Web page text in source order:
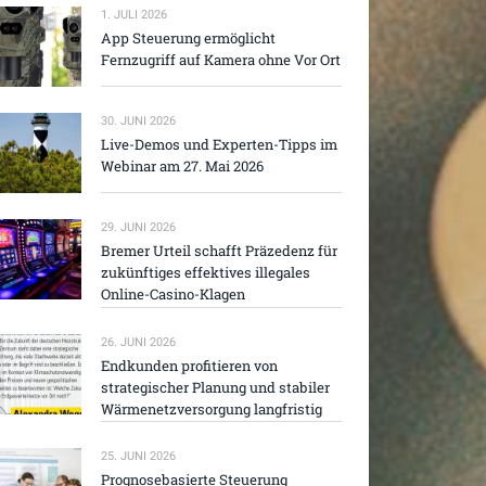
1. JULI 2026
App Steuerung ermöglicht
Fernzugriff auf Kamera ohne Vor Ort
30. JUNI 2026
Live-Demos und Experten-Tipps im
Webinar am 27. Mai 2026
29. JUNI 2026
Bremer Urteil schafft Präzedenz für
zukünftiges effektives illegales
Online-Casino-Klagen
26. JUNI 2026
Endkunden profitieren von
strategischer Planung und stabiler
Wärmenetzversorgung langfristig
25. JUNI 2026
Prognosebasierte Steuerung